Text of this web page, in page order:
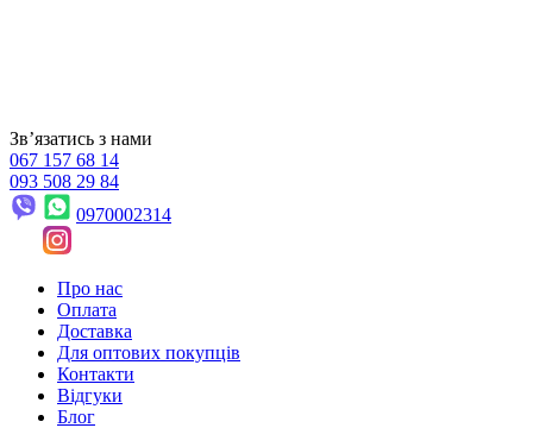
Звʼязатись з нами
067 157 68 14
093 508 29 84
0970002314
Про нас
Оплата
Доставка
Для оптових покупців
Контакти
Відгуки
Блог